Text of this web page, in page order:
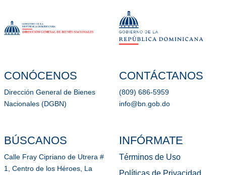
CONÓCENOS
Dirección General de Bienes
Nacionales (DGBN)
BÚSCANOS
Calle Fray Cipriano de Utrera #
1, Centro de los Héroes, La
CONTÁCTANOS
(809) 686-5959
info@bn.gob.do
INFÓRMATE
Términos de Uso